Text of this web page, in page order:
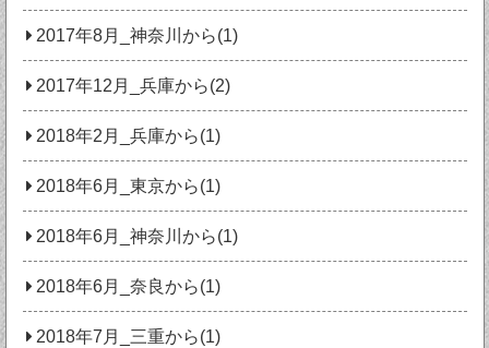
2017年8月_神奈川から(1)
2017年12月_兵庫から(2)
2018年2月_兵庫から(1)
2018年6月_東京から(1)
2018年6月_神奈川から(1)
2018年6月_奈良から(1)
2018年7月_三重から(1)